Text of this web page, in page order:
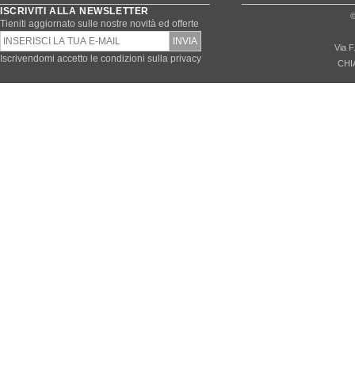
ISCRIVITI ALLA NEWSLETTER
Tieniti aggiornato sulle nostre novità ed offerte
Iscrivendomi accetto le condizioni sulla privacy
Via